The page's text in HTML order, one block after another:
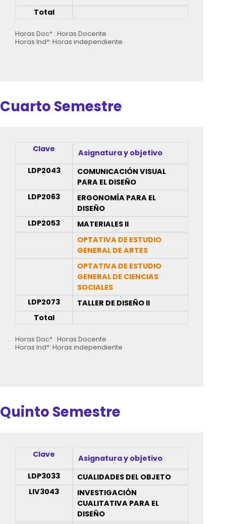
Total
Horas Doc* : Horas Docente
Horas Ind*: Horas independiente
Cuarto Semestre
Clave
Asignatura y objetivo
LDP2043
COMUNICACIÓN VISUAL
PARA EL DISEÑO
LDP2063
ERGONOMÍA PARA EL
DISEÑO
LDP2053
MATERIALES II
OPTATIVA DE ESTUDIO
GENERAL DE ARTES
OPTATIVA DE ESTUDIO
GENERAL DE CIENCIAS
SOCIALES
LDP2073
TALLER DE DISEÑO II
Total
Horas Doc* : Horas Docente
Horas Ind*: Horas independiente
Quinto Semestre
Clave
Asignatura y objetivo
LDP3033
CUALIDADES DEL OBJETO
LIV3043
INVESTIGACIÓN
CUALITATIVA PARA EL
DISEÑO